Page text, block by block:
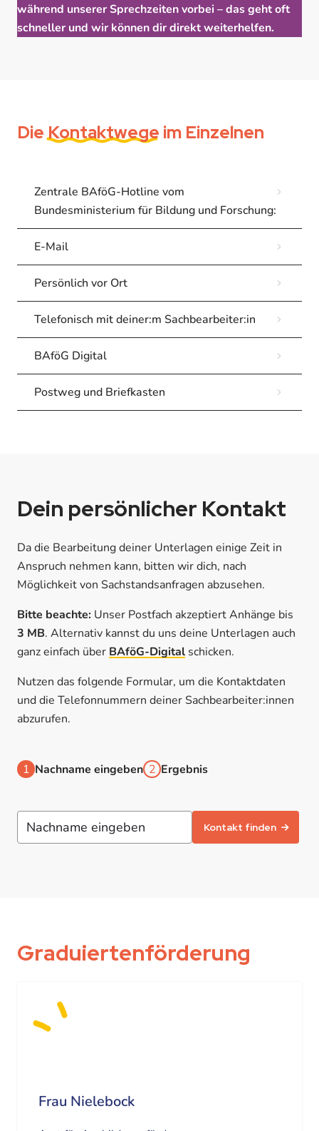
während unserer Sprechzeiten vorbei – das geht oft
schneller und wir können dir direkt weiterhelfen.
DieKontaktwege im Einzelnen
Zentrale BAföG-Hotline vom
Bundesministerium für Bildung und Forschung:
E-Mail
Persönlich vor Ort
Telefonisch mit deiner:m Sachbearbeiter:in
BAföG Digital
Postweg und Briefkasten
Dein persönlicher Kontakt
Da die Bearbeitung deiner Unterlagen einige Zeit in
Anspruch nehmen kann, bitten wir dich, nach
Möglichkeit von Sachstandsanfragen abzusehen.
Bitte beachte: Unser Postfach akzeptiert Anhänge bis
3 MB. Alternativ kannst du uns deine Unterlagen auch
ganz einfach über BAföG-Digital schicken.
Nutzen das folgende Formular, um die Kontaktdaten
und die Telefonnummern deiner Sachbearbeiter:innen
abzurufen.
1 Nachname eingeben 2 Ergebnis
Kontakt finden
Graduiertenförderung
Frau Nielebock